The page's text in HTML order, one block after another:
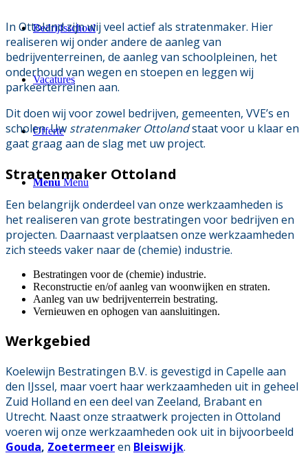
Bedrijfsschool
Vacatures
Offerte
Menu Menu
In Ottoland zijn wij veel actief als stratenmaker. Hier
realiseren wij onder andere de aanleg van
bedrijventerreinen, de aanleg van schoolpleinen, het
onderhoud van wegen en stoepen en leggen wij
parkeerterreinen aan.
Dit doen wij voor zowel bedrijven, gemeenten, VVE’s en
scholen. Uw stratenmaker Ottolandstaat voor u klaar en
gaat graag aan de slag met uw project.
Stratenmaker Ottoland
Een belangrijk onderdeel van onze werkzaamheden is
het realiseren van grote bestratingen voor bedrijven en
projecten. Daarnaast verplaatsen onze werkzaamheden
zich steeds vaker naar de (chemie) industrie.
Bestratingen voor de (chemie) industrie.
Reconstructie en/of aanleg van woonwijken en straten.
Aanleg van uw bedrijventerrein bestrating.
Vernieuwen en ophogen van aansluitingen.
Werkgebied
Koelewijn Bestratingen B.V. is gevestigd in Capelle aan
den IJssel, maar voert haar werkzaamheden uit in geheel
Zuid Holland en een deel van Zeeland, Brabant en
Utrecht. Naast onze straatwerk projecten in Ottoland
voeren wij onze werkzaamheden ook uit in bijvoorbeeld
Gouda, Zoetermeeren Bleiswijk.